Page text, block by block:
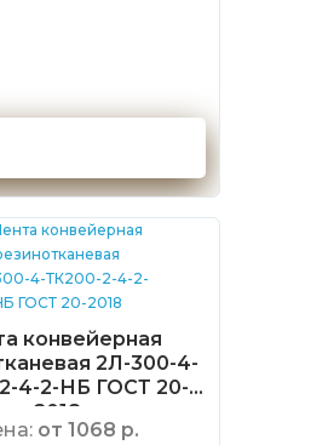
конвейерная
2Л-300-4-
4-2-НБ ГОСТ 20-
2018
от 1068 р.